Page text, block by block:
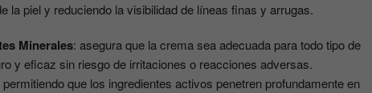
la piel y reduciendo la visibilidad de líneas finas y arrugas.
Minerales: asegura que la crema sea adecuada para todo tipo de
y eficaz sin riesgo de irritaciones o reacciones adversas.
que los ingredientes activos penetren profundamente en